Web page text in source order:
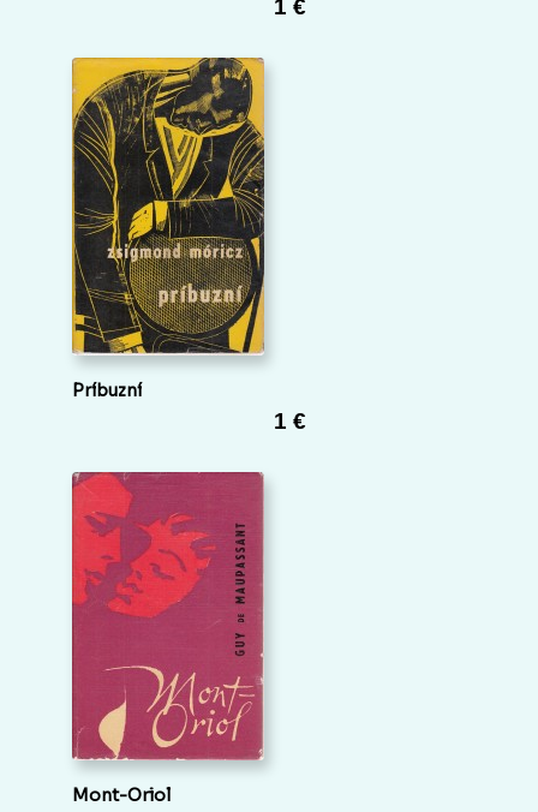
1 €
Príbuzní
1 €
Mont-Oriol